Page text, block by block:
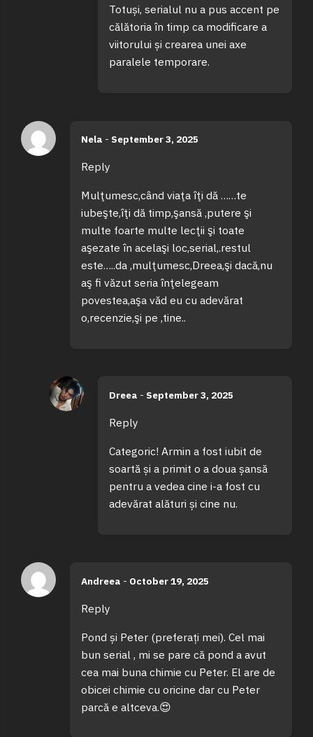
Totuși, serialul nu a pus accent pe
călătoria în timp ca modificare a
viitorului și crearea unei axe
paralele temporare.
Nela - September 3, 2025
Reply
Mulţumesc,când viaţa îţi dă ……te
iubeşte,îţi dă timp,şansă ,putere şi
multe foarte multe lecţii şi toate
aşezate în acelaşi loc,serial,.restul
este…..da ,mulţumesc,Dreea,şi dacă,nu
aş fi văzut seria înţelegeam
povestea,aşa văd eu cu adevărat
o,recenzie,şi pe ,tine..
Dreea - September 3, 2025
Reply
Categoric! Armin a fost iubit de
soartă și a primit o a doua șansă
pentru a vedea cine i-a fost cu
adevărat alături și cine nu.
Andreea - October 19, 2025
Reply
Pond și Peter (preferați mei). Cel mai
bun serial , mi se pare că pond a avut
cea mai buna chimie cu Peter. El are de
obicei chimie cu oricine dar cu Peter
parcă e altceva.😍